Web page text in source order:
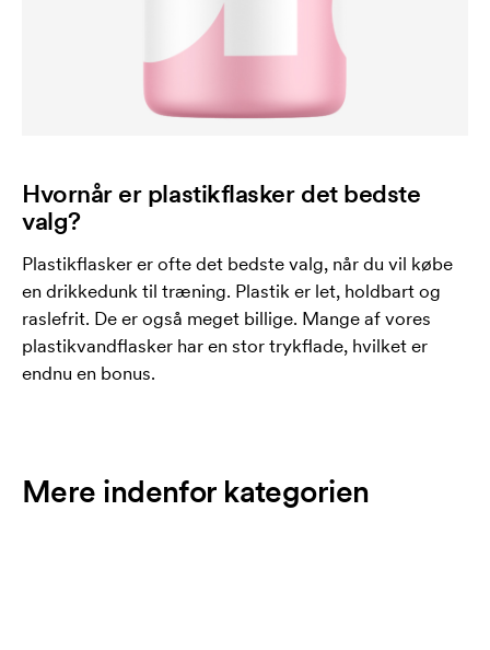
Hvornår er plastikflasker det bedste
valg?
Plastikflasker er ofte det bedste valg, når du vil købe
en drikkedunk til træning. Plastik er let, holdbart og
raslefrit. De er også meget billige. Mange af vores
plastikvandflasker har en stor trykflade, hvilket er
endnu en bonus.
Mere indenfor kategorien